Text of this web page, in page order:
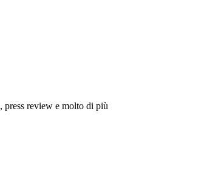
review e molto di più